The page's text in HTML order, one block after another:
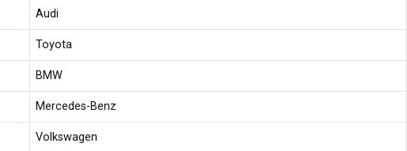
Audi
Toyota
BMW
Mercedes-Benz
Volkswagen